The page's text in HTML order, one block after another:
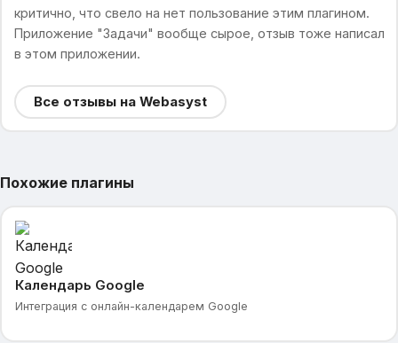
критично, что свело на нет пользование этим плагином.
Приложение "Задачи" вообще сырое, отзыв тоже написал
в этом приложении.
Все отзывы на Webasyst
Похожие плагины
Календарь Google
Интеграция с онлайн-календарем Google